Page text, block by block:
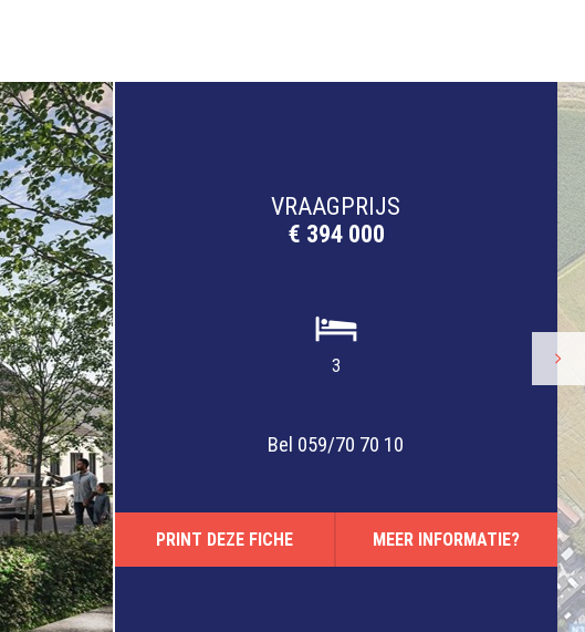
VRAAGPRIJS
€ 394 000
3
Bel 059/70 70 10
PRINT DEZE FICHE MEER INFORMATIE?